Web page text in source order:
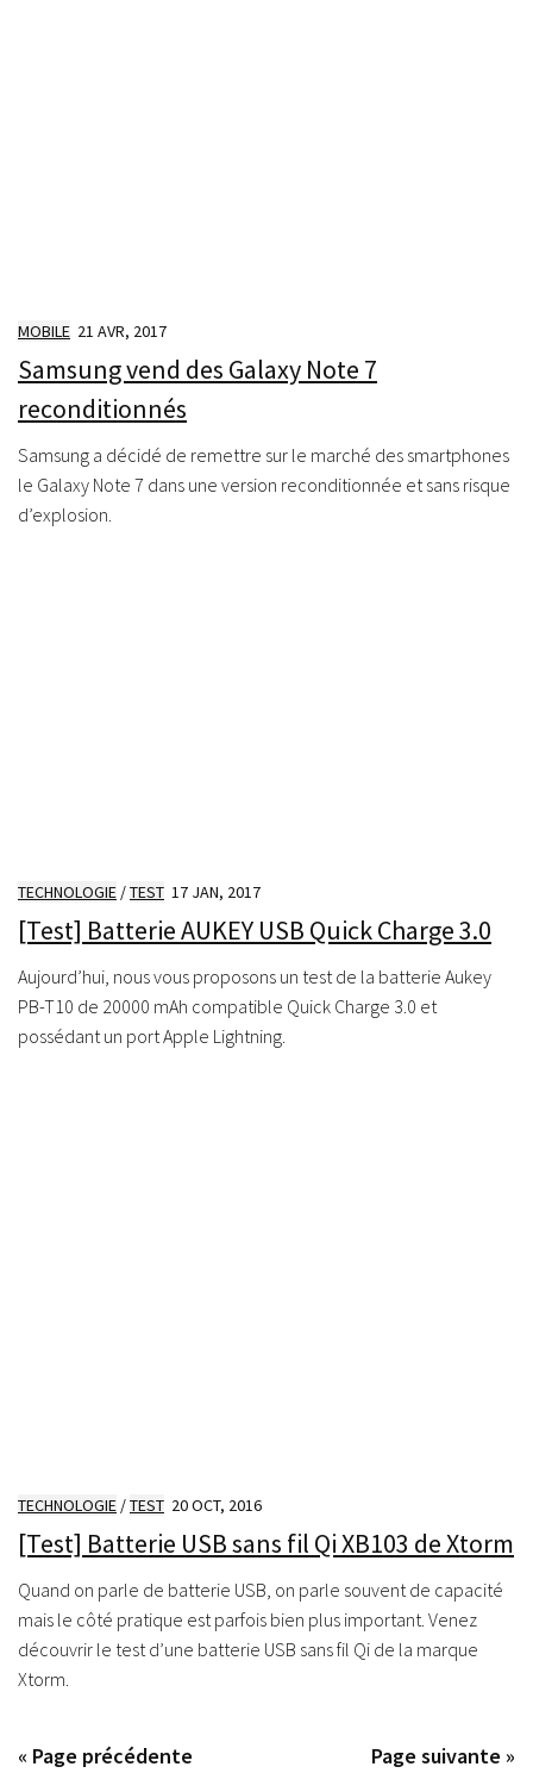
MOBILE 21 AVR, 2017
Samsung vend des Galaxy Note 7
reconditionnés
Samsung a décidé de remettre sur le marché des smartphones
le Galaxy Note 7 dans une version reconditionnée et sans risque
d’explosion.
TECHNOLOGIE /TEST 17 JAN, 2017
[Test] Batterie AUKEY USB Quick Charge 3.0
Aujourd’hui, nous vous proposons un test de la batterie Aukey
PB-T10 de 20000 mAh compatible Quick Charge 3.0 et
possédant un port Apple Lightning.
TECHNOLOGIE /TEST 20 OCT, 2016
[Test] Batterie USB sans fil Qi XB103 de Xtorm
Quand on parle de batterie USB, on parle souvent de capacité
mais le côté pratique est parfois bien plus important. Venez
découvrir le test d’une batterie USB sans fil Qi de la marque
Xtorm.
« Page précédente Page suivante »